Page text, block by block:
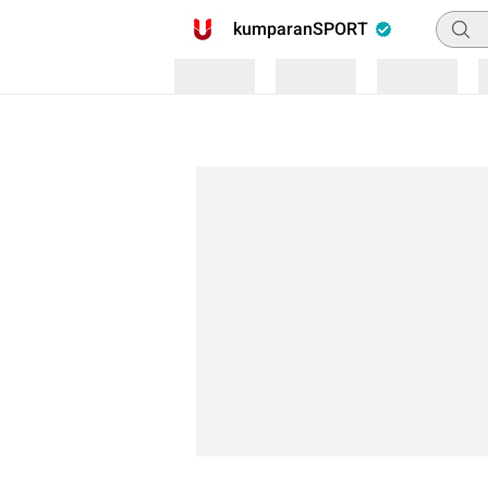
kumparanSPORT